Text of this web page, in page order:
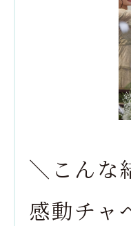
＼こんな
感動チャ